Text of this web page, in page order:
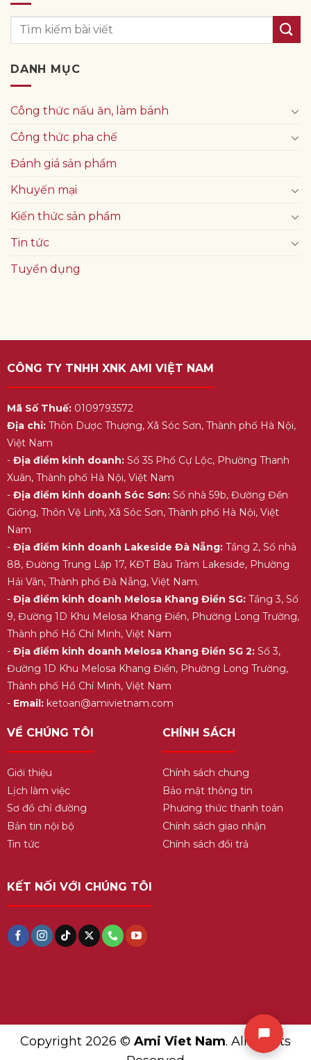
DANH MỤC
Công thức nấu ăn, làm bánh
Công thức pha chế
Đánh giá sản phẩm
Khuyến mại
Kiến thức sản phẩm
Tin tức
Tuyển dụng
CÔNG TY TNHH XNK AMI VIỆT NAM
Mã Số Thuế:0109793572
Địa chỉ:Thôn Dược Thượng, Xã Sóc Sơn, Thành phố Hà Nội,
Việt Nam
- Địa điểm kinh doanh:Số 35 Phố Cự Lộc, Phường Thanh
Xuân, Thành phố Hà Nội, Việt Nam
- Địa điểm kinh doanh Sóc Sơn:Số nhà 59b, Đường Đền
Gióng, Thôn Vệ Linh, Xã Sóc Sơn, Thành phố Hà Nội, Việt
Nam
- Địa điểm kinh doanh Lakeside Đà Nẵng:Tầng 2, Số nhà
88, Đường Trung Lập 17, KĐT Bàu Tràm Lakeside, Phường
Hải Vân, Thành phố Đà Nẵng, Việt Nam.
- Địa điểm kinh doanh Melosa Khang Điền SG:Tầng 3, Số
9, Đường 1D Khu Melosa Khang Điền, Phường Long Trường,
Thành phố Hồ Chí Minh, Việt Nam
- Địa điểm kinh doanh Melosa Khang Điền SG 2:Số 3,
Đường 1D Khu Melosa Khang Điền, Phường Long Trường,
Thành phố Hồ Chí Minh, Việt Nam
- Email:ketoan@amivietnam.com
VỀ CHÚNG TÔI
Giới thiệu
Lịch làm việc
Sơ đồ chỉ đường
Bản tin nội bộ
Tin tức
CHÍNH SÁCH
Chính sách chung
Bảo mật thông tin
Phương thức thanh toán
Chính sách giao nhận
Chính sách đổi trả
KẾT NỐI VỚI CHÚNG TÔI
Copyright 2026 © Ami Viet Nam. All Rights